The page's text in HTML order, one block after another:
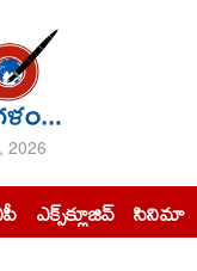
2026
ఎక్స్‌క్లూజివ్‌ సినిమా